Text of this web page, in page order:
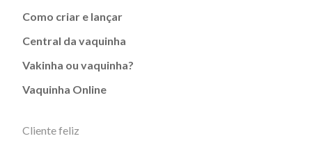
Como criar e lançar
Central da vaquinha
Vakinha ou vaquinha?
Vaquinha Online
Cliente feliz